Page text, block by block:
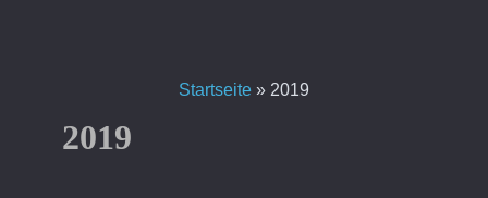
Startseite » 2019
2019